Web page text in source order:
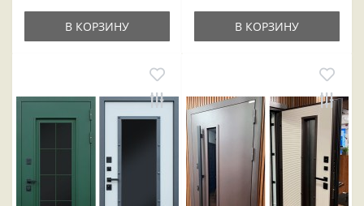
В КОРЗИНУ В КОРЗИНУ